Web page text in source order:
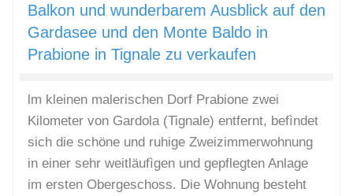
Balkon und wunderbarem Ausblick auf den
Gardasee und den Monte Baldo in
Prabione in Tignale zu verkaufen
lm kleinen malerischen Dorf Prabione zwei
Kilometer von Gardola (Tignale) entfernt, befìndet
sich die schöne und ruhige Zweizimmerwohnung
in einer sehr weitläufìgen und gepflegten Anlage
im ersten Obergeschoss. Die Wohnung besteht